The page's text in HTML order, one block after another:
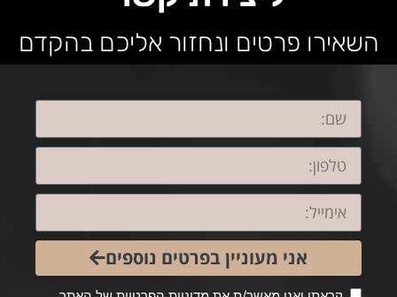
השאירו פרטים ונחזור אליכם בהקדם
אני מעוניין בפרטים נוספים